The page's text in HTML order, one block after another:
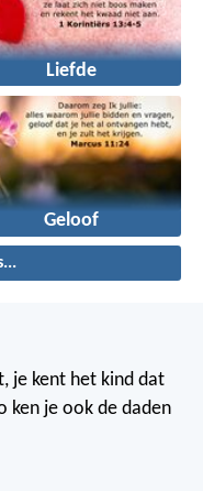
Liefde
Geloof
je kent het kind dat
ken je ook de daden